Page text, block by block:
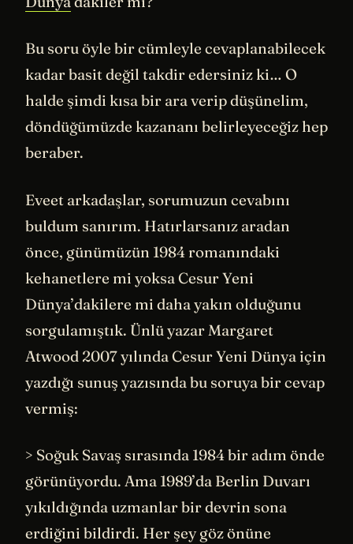
Bu soru öyle bir cümleyle cevaplanabilecek
kadar basit değil takdir edersiniz ki… O
halde şimdi kısa bir ara verip düşünelim,
döndüğümüzde kazananı belirleyeceğiz hep
beraber.
Eveet arkadaşlar, sorumuzun cevabını
buldum sanırım. Hatırlarsanız aradan
önce, günümüzün 1984 romanındaki
kehanetlere mi yoksa Cesur Yeni
Dünya’dakilere mi daha yakın olduğunu
sorgulamıştık. Ünlü yazar Margaret
Atwood 2007 yılında Cesur Yeni Dünya için
yazdığı sunuş yazısında bu soruya bir cevap
vermiş:
> Soğuk Savaş sırasında 1984 bir adım önde
görünüyordu. Ama 1989’da Berlin Duvarı
yıkıldığında uzmanlar bir devrin sona
erdiğini bildirdi. Her şey göz önüne